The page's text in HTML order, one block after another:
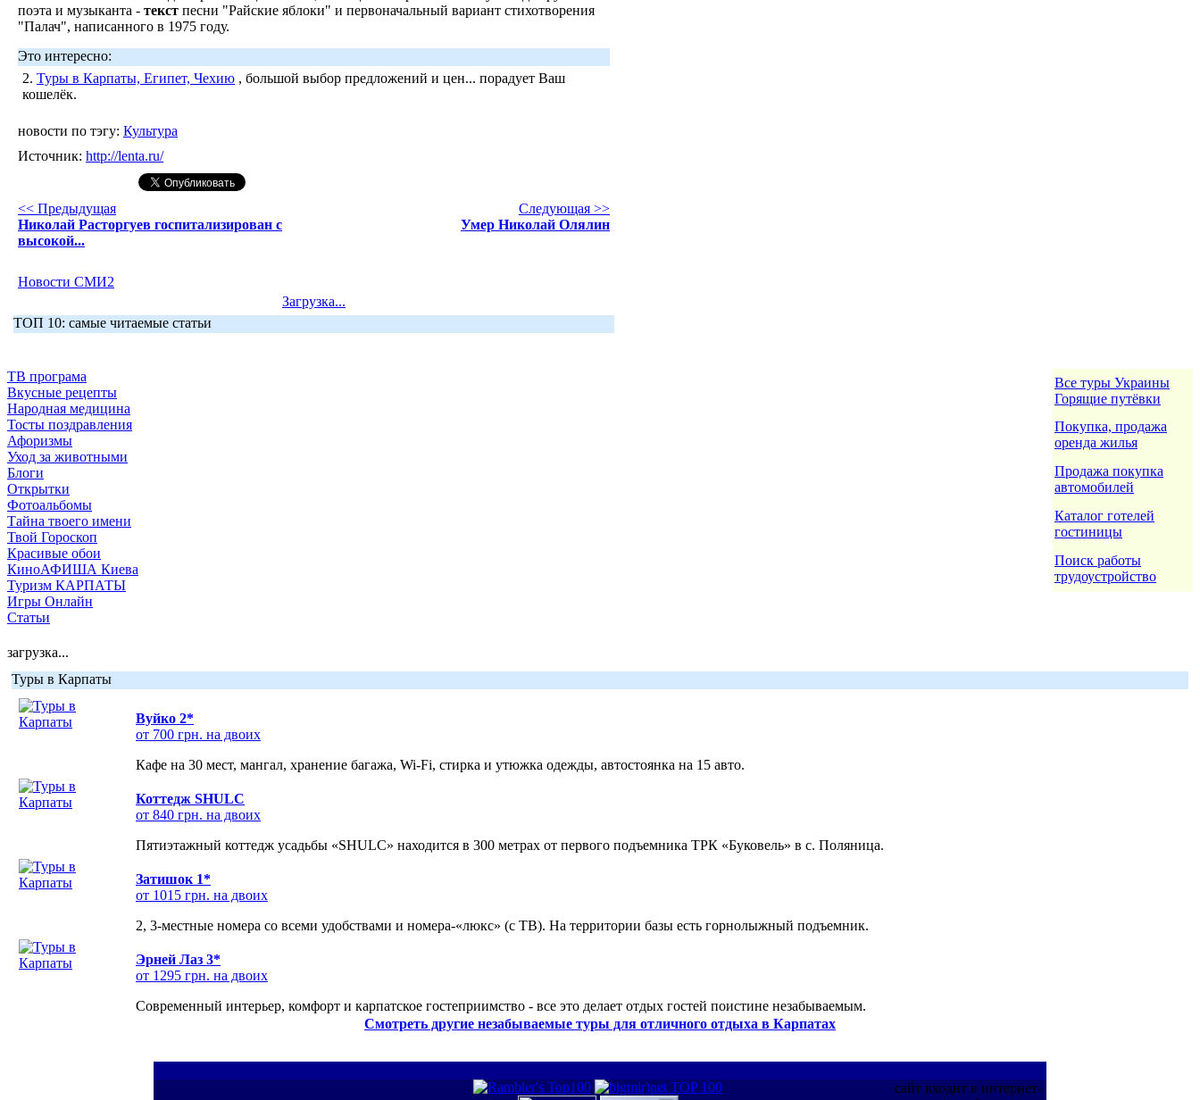
поэта и музыканта - текст песни "Райские яблоки" и первоначальный вариант стихотворения
"Палач", написанного в 1975 году.
Это интересно:
2. Туры в Карпаты, Египет, Чехию , большой выбор предложений и цен... порадует Ваш
кошелёк.
новости по тэгу: Культура
Источник: http://lenta.ru/
<< Предыдущая
Николай Расторгуев госпитализирован с
высокой...
Следующая >>
Умер Николай Олялин
Новости СМИ2
Загрузка...
ТОП 10: самые читаемые статьи
ТВ програма
Вкусные рецепты
Народная медицина
Тосты поздравления
Афоризмы
Уход за животными
Блоги
Открытки
Фотоальбомы
Тайна твоего имени
Твой Гороскоп
Красивые обои
КиноАФИША Киева
Туризм КАРПАТЫ
Игры Онлайн
Статьи
Все туры Украины
Горящие путёвки
Покупка, продажа
оренда жилья
Продажа покупка
автомобилей
Каталог готелей
гостиницы
Поиск работы
трудоустройство
загрузка...
Туры в Карпаты
Вуйко 2*
от 700 грн. на двоих
Кафе на 30 мест, мангал, хранение багажа, Wi-Fi, стирка и утюжка одежды, автостоянка на 15 авто.
Коттедж SHULC
от 840 грн. на двоих
Пятиэтажный коттедж усадьбы «SHULC» находится в 300 метрах от первого подъемника ТРК «Буковель» в с. Поляница.
Затишок 1*
от 1015 грн. на двоих
2, 3-местные номера со всеми удобствами и номера-«люкс» (с ТВ). На территории базы есть горнолыжный подъемник.
Эрней Лаз 3*
от 1295 грн. на двоих
Современный интерьер, комфорт и карпатское гостеприимство - все это делает отдых гостей поистине незабываемым.
Смотреть другие незабываемые туры для отличного отдыха в Карпатах
сайт входит в интернет-